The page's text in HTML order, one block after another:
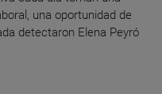
una oportunidad de
detectaron Elena Peyró